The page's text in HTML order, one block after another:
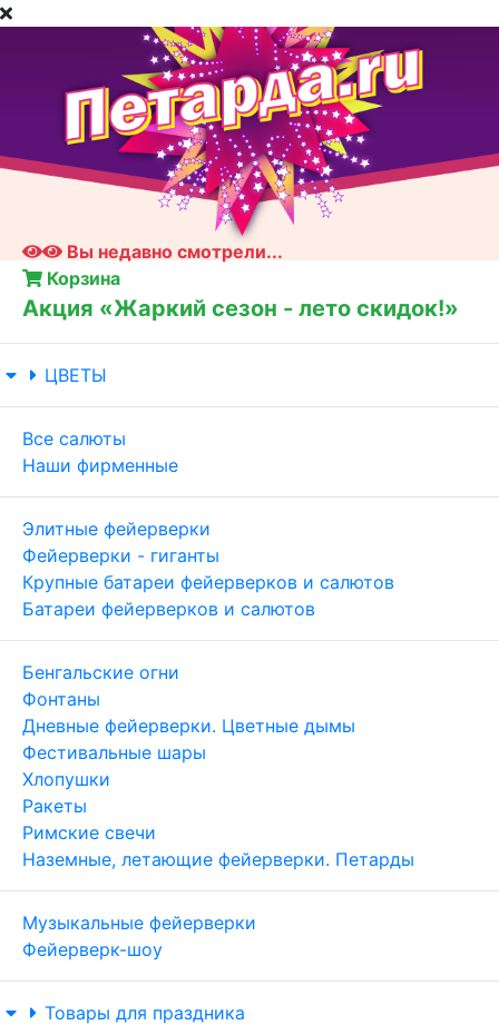
Вы недавно смотрели...
Корзина
Акция «Жаркий сезон - лето скидок!»
ЦВЕТЫ
Все салюты
Наши фирменные
Элитные фейерверки
Фейерверки - гиганты
Крупные батареи фейерверков и салютов
Батареи фейерверков и салютов
Бенгальские огни
Фонтаны
Дневные фейерверки. Цветные дымы
Фестивальные шары
Хлопушки
Ракеты
Римские свечи
Наземные, летающие фейерверки. Петарды
Музыкальные фейерверки
Фейерверк-шоу
Товары для праздника